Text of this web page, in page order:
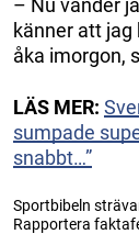
– Nu vänder
känner att jag
åka imorgon,
LÄS MER:
sumpade
snabbt…”
Sportbibeln
Rapportera